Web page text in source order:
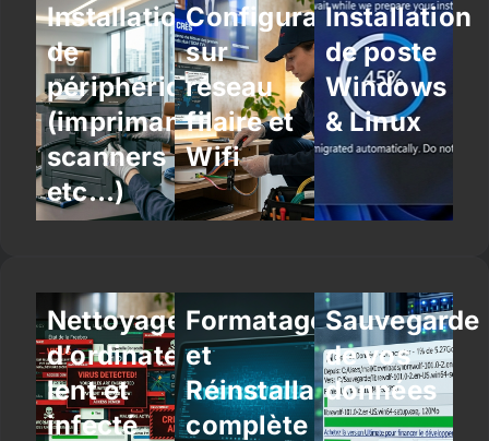
Installation
de
périphériques
(imprimantes,
scanners
etc…)
Configuration
sur
réseau
filaire et
Wifi
Installation
de poste
Windows
& Linux
Nettoyage
d’ordinateur
lent et
infecté
Formatage
et
Réinstallation
complète
Sauvegarde
de vos
données